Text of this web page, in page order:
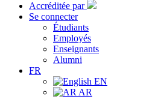
Accréditée par
Se connecter
Étudiants
Employés
Enseignants
Alumni
FR
EN
AR